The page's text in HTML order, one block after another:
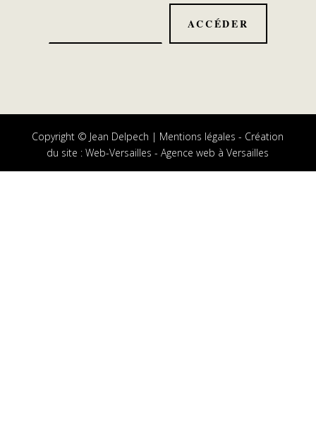
Copyright © Jean Delpech | Mentions légales - Création
du site :Web-Versailles - Agence web à Versailles